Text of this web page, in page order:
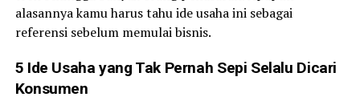
alasannya kamu harus tahu ide usaha ini sebagai
referensi sebelum memulai bisnis.
5 Ide Usaha yang Tak Pernah Sepi Selalu Dicari
Konsumen